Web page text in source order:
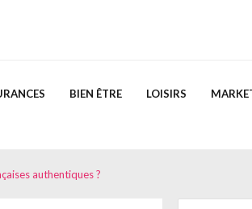
BIEN ÊTRE LOISIRS
authentiques ?